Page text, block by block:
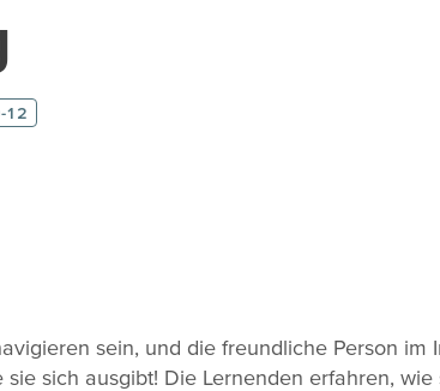
12
sein, und die freundliche Person im
sich ausgibt! Die Lernenden erfahren, wie